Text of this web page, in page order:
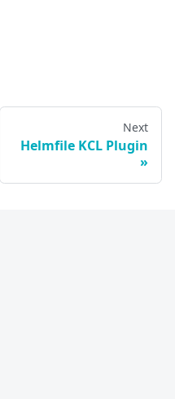
Next
Helmfile KCL Plugin